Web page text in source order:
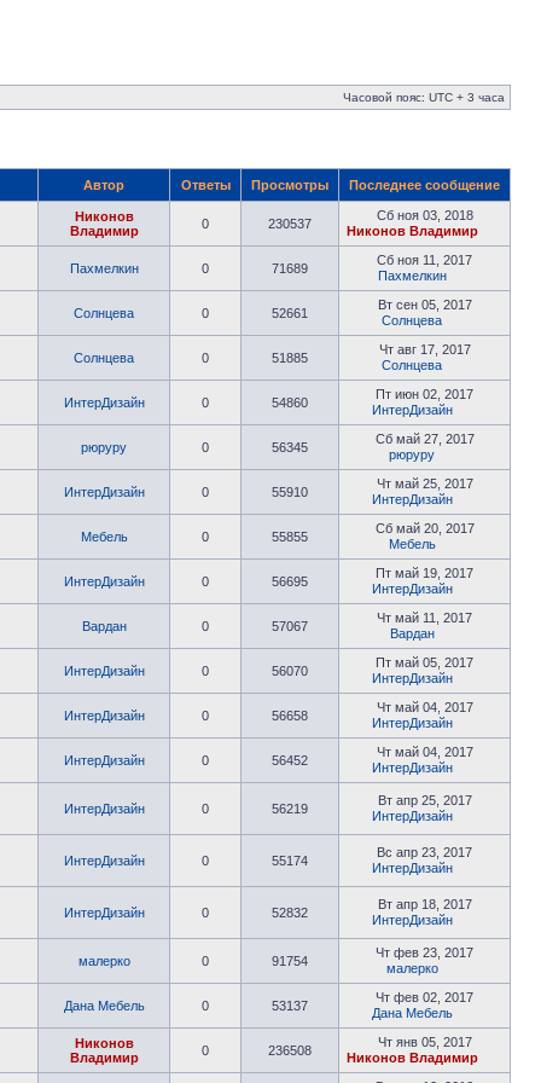
Часовой пояс: UTC + 3 часа
Автор Ответы Просмотры Последнее сообщение
Никонов
Владимир
0 230537
Сб ноя 03, 2018
Никонов Владимир
Пахмелкин 0 71689
Сб ноя 11, 2017
Пахмелкин
Солнцева 0 52661
Вт сен 05, 2017
Солнцева
Солнцева 0 51885
Чт авг 17, 2017
Солнцева
ИнтерДизайн 0 54860
Пт июн 02, 2017
ИнтерДизайн
рюруру 0 56345
Сб май 27, 2017
рюруру
ИнтерДизайн 0 55910
Чт май 25, 2017
ИнтерДизайн
Мебель 0 55855
Сб май 20, 2017
Мебель
ИнтерДизайн 0 56695
Пт май 19, 2017
ИнтерДизайн
Вардан 0 57067
Чт май 11, 2017
Вардан
ИнтерДизайн 0 56070
Пт май 05, 2017
ИнтерДизайн
ИнтерДизайн 0 56658
Чт май 04, 2017
ИнтерДизайн
ИнтерДизайн 0 56452
Чт май 04, 2017
ИнтерДизайн
ИнтерДизайн 0 56219
Вт апр 25, 2017
ИнтерДизайн
ИнтерДизайн 0 55174
Вс апр 23, 2017
ИнтерДизайн
ИнтерДизайн 0 52832
Вт апр 18, 2017
ИнтерДизайн
малерко 0 91754
Чт фев 23, 2017
малерко
Дана Мебель 0 53137
Чт фев 02, 2017
Дана Мебель
Никонов
Владимир
0 236508
Чт янв 05, 2017
Никонов Владимир